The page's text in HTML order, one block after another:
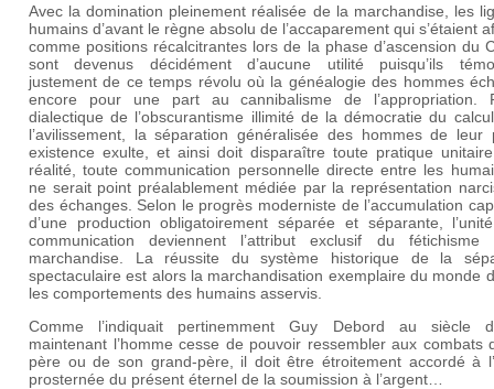
Avec la domination pleinement réalisée de la marchandise, les
humains d’avant le règne absolu de l’accaparement qui s’étaient
comme positions récalcitrantes lors de la phase d’ascension du
sont devenus décidément d’aucune utilité puisqu’ils
justement de ce temps révolu où la généalogie des hommes
encore pour une part au cannibalisme de l’appropriation.
dialectique de l’obscurantisme illimité de la démocratie du
l’avilissement, la séparation généralisée des hommes de leur
existence exulte, et ainsi doit disparaître toute pratique
réalité, toute communication personnelle directe entre les
ne serait point préalablement médiée par la représentation
des échanges. Selon le progrès moderniste de l’accumulation
d’une production obligatoirement séparée et séparante,
communication deviennent l’attribut exclusif du
marchandise. La réussite du système historique de la
spectaculaire est alors la marchandisation exemplaire du monde
les comportements des humains asservis.
Comme l’indiquait pertinemment Guy Debord au siècle
maintenant l’homme cesse de pouvoir ressembler aux combats
père ou de son grand-père, il doit être étroitement accordé à
prosternée du présent éternel de la soumission à l’argent…